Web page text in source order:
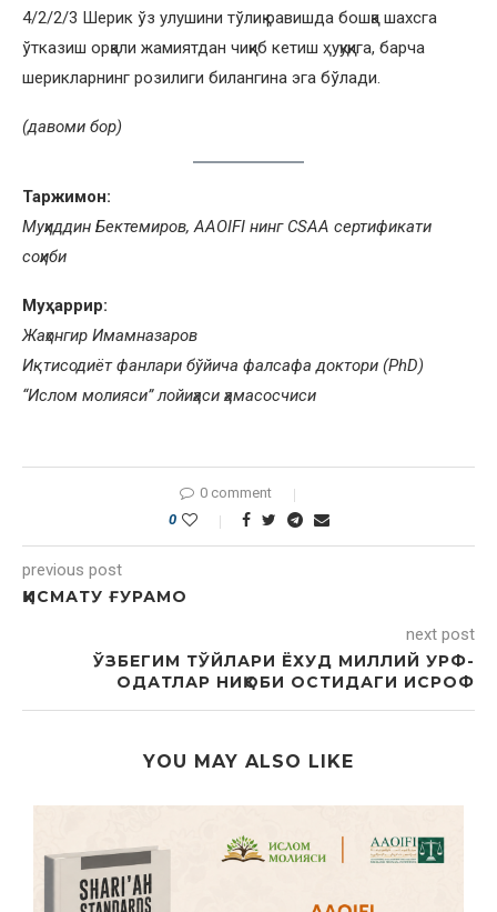
4/2/2/3 Шерик ўз улушини тўлиқ равишда бошқа шахсга
ўтказиш орқали жамиятдан чиқиб кетиш ҳуқуқига, барча
шерикларнинг розилиги билангина эга бўлади.
(давоми бор)
Таржимон:
Муҳиддин Бектемиров, AAOIFI нинг CSAA сертификати
соҳиби
Муҳаррир:
Жаҳонгир Имамназаров
Иқтисодиёт фанлари бўйича фалсафа доктори (PhD)
“Ислом молияси” лойиҳаси ҳамасосчиси
0 comment
0
previous post
ҚИСМАТУ ҒУРАМО
next post
ЎЗБЕГИМ ТЎЙЛАРИ ЁХУД МИЛЛИЙ УРФ-
ОДАТЛАР НИҚОБИ ОСТИДАГИ ИСРОФ
YOU MAY ALSO LIKE